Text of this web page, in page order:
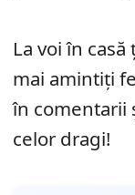
La voi în
mai amintiți
în comentarii
celor dragi!